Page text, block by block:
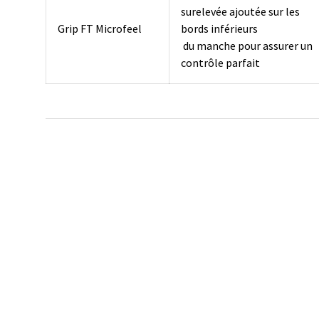
Grip FT Microfeel
surelevée ajoutée sur les
bords inférieurs
du manche pour assurer un
contrôle parfait